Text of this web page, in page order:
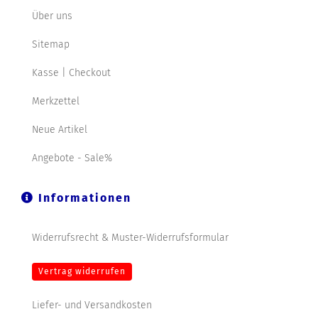
Über uns
Sitemap
Kasse | Checkout
Merkzettel
Neue Artikel
Angebote - Sale%
Informationen
Widerrufsrecht & Muster-Widerrufsformular
Vertrag widerrufen
Liefer- und Versandkosten